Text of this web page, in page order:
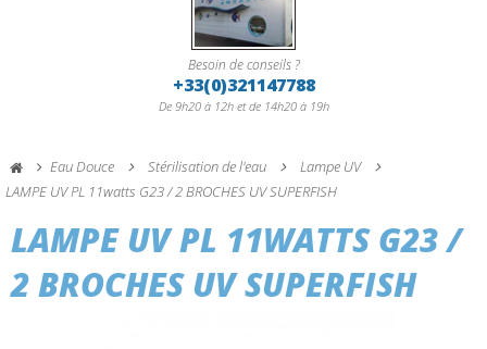
Besoin de conseils ?
+33(0)321147788
De 9h20 à 12h et de 14h20 à 19h
Eau Douce Stérilisation de l'eau
Lampe UV
LAMPE UV PL 11watts G23 / 2 BROCHES UV SUPERFISH
LAMPE UV PL 11WATTS G23 /
2 BROCHES UV SUPERFISH